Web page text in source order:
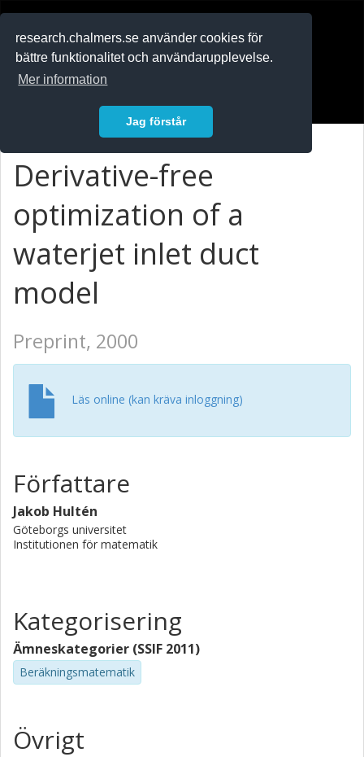
research.chalmers.se använder cookies för
bättre funktionalitet och användarupplevelse.
Mer information
Jag förstår
Derivative-free
optimization of a
waterjet inlet duct
model
Preprint, 2000
Läs online (kan kräva inloggning)
Författare
Jakob Hultén
Göteborgs universitet
Institutionen för matematik
Kategorisering
Ämneskategorier (SSIF 2011)
Beräkningsmatematik
Övrigt